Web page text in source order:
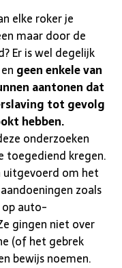
elke roker je
maar door de
Er is wel degelijk
geen enkele van
aantonen dat
tot gevolg
hebben.
onderzoeken
toegediend kregen.
uitgevoerd om het
zoals
op auto-
gingen niet over
(of het gebrek
bewijs noemen.